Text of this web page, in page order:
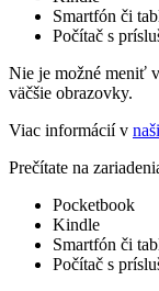
Smartfón či
Počítač s
Nie je možné meniť
väčšie obrazovky.
Viac informácií v
Prečítate na
Pocketbook
Kindle
Smartfón či
Počítač s